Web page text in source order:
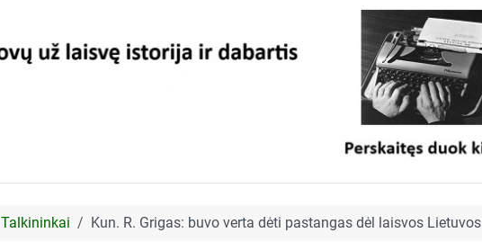
Talkininkai Kun. R. Grigas: buvo verta dėti pastangas dėl laisvos Lietuvos